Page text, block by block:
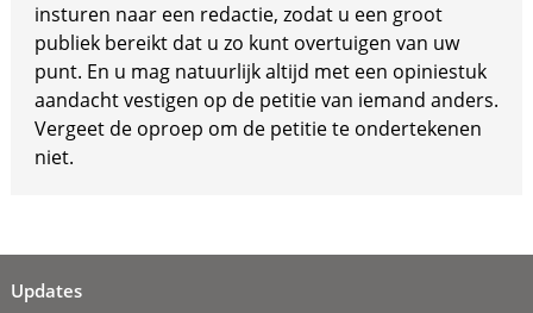
insturen naar een redactie, zodat u een groot
publiek bereikt dat u zo kunt overtuigen van uw
punt. En u mag natuurlijk altijd met een opiniestuk
aandacht vestigen op de petitie van iemand anders.
Vergeet de oproep om de petitie te ondertekenen
niet.
Updates